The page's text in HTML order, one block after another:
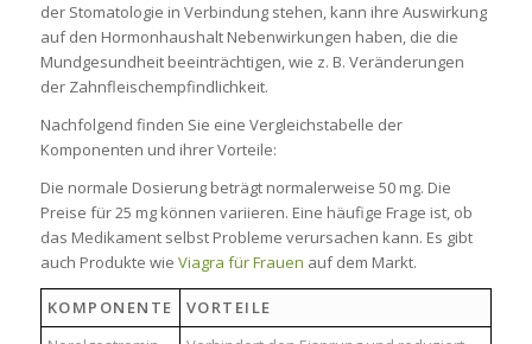
der Stomatologie in Verbindung stehen, kann ihre Auswirkung
auf den Hormonhaushalt Nebenwirkungen haben, die die
Mundgesundheit beeinträchtigen, wie z. B. Veränderungen
der Zahnfleischempfindlichkeit.
Nachfolgend finden Sie eine Vergleichstabelle der
Komponenten und ihrer Vorteile:
Die normale Dosierung beträgt normalerweise 50 mg. Die
Preise für 25 mg können variieren. Eine häufige Frage ist, ob
das Medikament selbst Probleme verursachen kann. Es gibt
auch Produkte wie Viagra für Frauen auf dem Markt.
KOMPONENTE
VORTEILE